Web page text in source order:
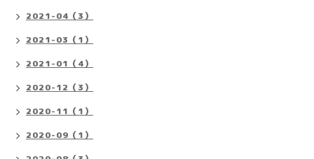
2021-04（3）
2021-03（1）
2021-01（4）
2020-12（3）
2020-11（1）
2020-09（1）